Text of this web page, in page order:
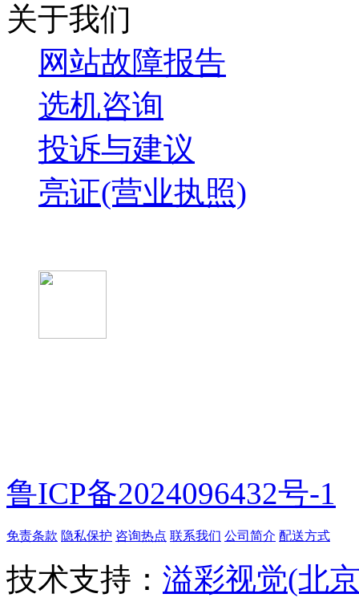
关于我们
网站故障报告
选机咨询
投诉与建议
亮证(营业执照)
鲁ICP备2024096432号-1
免责条款 隐私保护 咨询热点 联系我们 公司简介 配送方式
技术支持： 溢彩视觉(北